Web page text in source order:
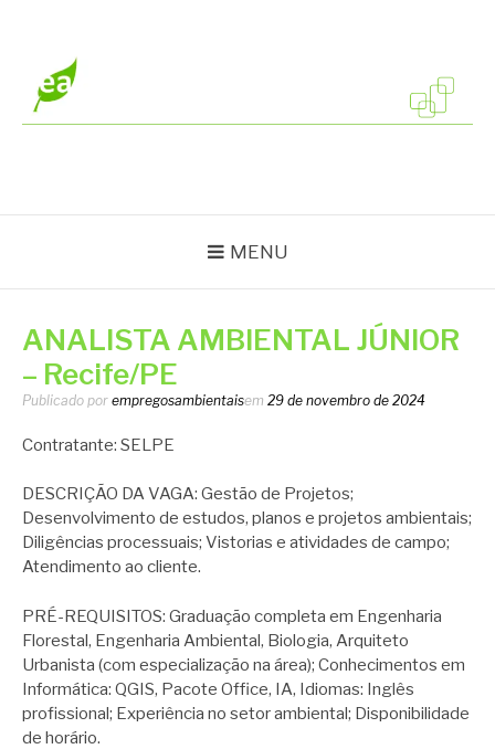
conteúdo
MENU
ANALISTA AMBIENTAL JÚNIOR
– Recife/PE
Publicado por empregosambientaisem 29 de novembro de 2024
Contratante: SELPE
DESCRIÇÃO DA VAGA: Gestão de Projetos;
Desenvolvimento de estudos, planos e projetos ambientais;
Diligências processuais; Vistorias e atividades de campo;
Atendimento ao cliente.
PRÉ-REQUISITOS: Graduação completa em Engenharia
Florestal, Engenharia Ambiental, Biologia, Arquiteto
Urbanista (com especialização na área); Conhecimentos em
Informática: QGIS, Pacote Office, IA, Idiomas: Inglês
profissional; Experiência no setor ambiental; Disponibilidade
de horário.